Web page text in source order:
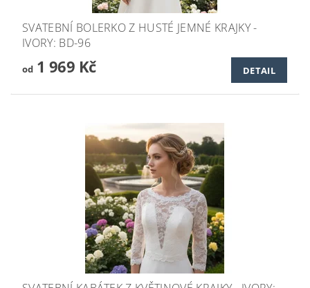
SVATEBNÍ BOLERKO Z HUSTÉ JEMNÉ KRAJKY -
IVORY: BD-96
od1 969 Kč DETAIL